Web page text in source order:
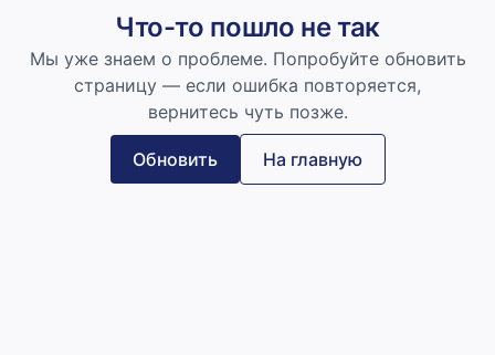
Что-то пошло не так
Мы уже знаем о проблеме. Попробуйте обновить
страницу — если ошибка повторяется,
вернитесь чуть позже.
Обновить На главную